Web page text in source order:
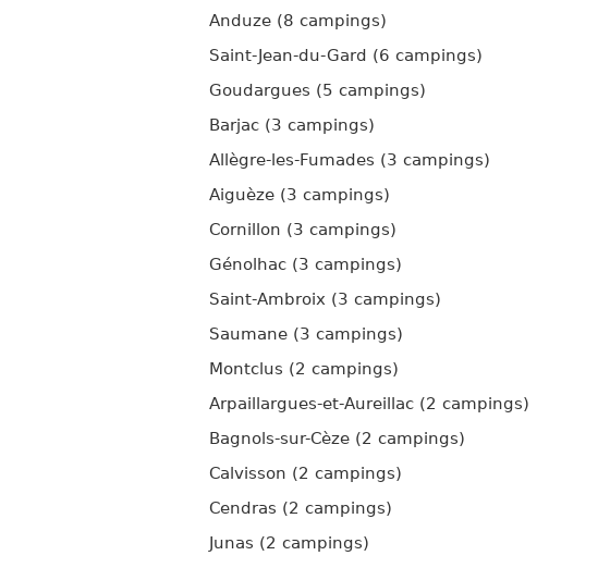
Anduze (8 campings)
Saint-Jean-du-Gard (6 campings)
Goudargues (5 campings)
Barjac (3 campings)
Allègre-les-Fumades (3 campings)
Aiguèze (3 campings)
Cornillon (3 campings)
Génolhac (3 campings)
Saint-Ambroix (3 campings)
Saumane (3 campings)
Montclus (2 campings)
Arpaillargues-et-Aureillac (2 campings)
Bagnols-sur-Cèze (2 campings)
Calvisson (2 campings)
Cendras (2 campings)
Junas (2 campings)